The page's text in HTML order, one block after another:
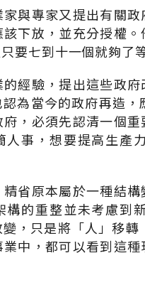
與專家又提出有關
該下放，並充分授權
要七到十一個就夠了
經驗，提出這些政
為當今的政府再造
，必須先認清一個
人事，想要提高生產
省原本屬於一種結
構的重整並未考慮到
，只是將「人」移
中，都可以看到這